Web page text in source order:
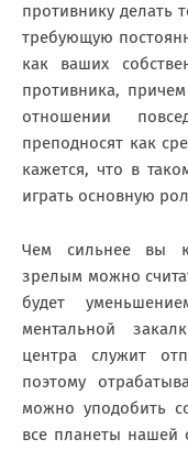
противнику делать
требующую
как ваших
противника,
отношении
преподносят как
кажется, что в
играть основную
Чем сильнее вы
зрелым можно
будет
ментальной
центра служит
поэтому
можно уподобить
все планеты нашей